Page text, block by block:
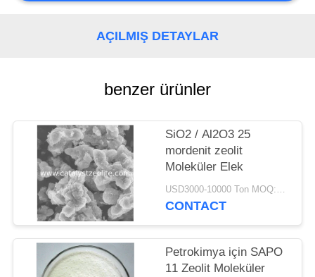
AÇILMIŞ DETAYLAR
benzer ürünler
SiO2 / Al2O3 25
mordenit zeolit ​​
Moleküler Elek
USD3000-10000 Ton MOQ:1 kg
CONTACT
Petrokimya için SAPO
11 Zeolit ​​Moleküler